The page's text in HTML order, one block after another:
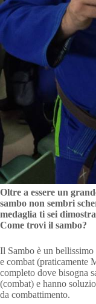
Oltre a essere un
sambo non sembri
medaglia ti sei
Come trovi il sambo?
Il Sambo è un
e combat (praticamente
completo dove bisogna
(combat) e hanno
da combattimento.